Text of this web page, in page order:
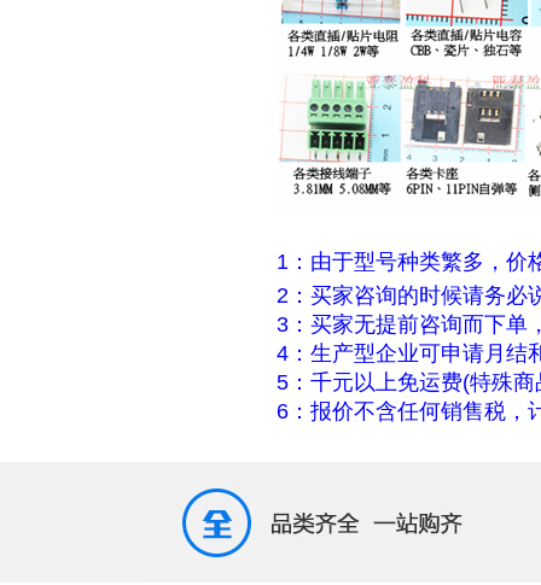
1：由于型号种类繁多，价
2：买家咨询的时候请务必
3：买家无提前咨询而下单
4：生产型企业可申请月结
5：千元以上免运费(特殊
6：报价不含任何销售税，